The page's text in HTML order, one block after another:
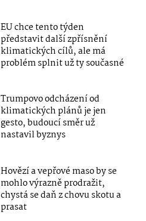
EU chce tento týden
představit další zpřísnění
klimatických cílů, ale má
problém splnit už ty současné
Trumpovo odcházení od
klimatických plánů je jen
gesto, budoucí směr už
nastavil byznys
Hovězí a vepřové maso by se
mohlo výrazně prodražit,
chystá se daň z chovu skotu a
prasat